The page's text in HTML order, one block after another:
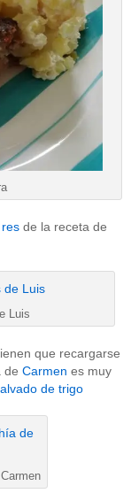
de la receta de
Luis
que recargarse
de Carmen es muy
de trigo